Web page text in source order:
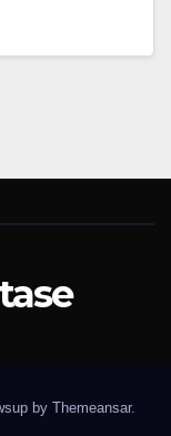
by Themeansar.